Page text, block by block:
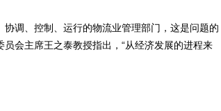
调、控制、运行的物流业管理部门，这是问题的
会主席王之泰教授指出，“从经济发展的进程来